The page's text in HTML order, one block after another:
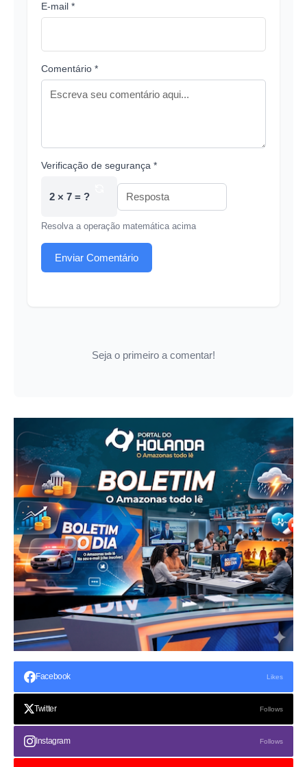
E-mail *
Comentário *
Verificação de segurança *
2 × 7 = ?
Resolva a operação matemática acima
Enviar Comentário
Seja o primeiro a comentar!
Facebook Likes
Twitter Follows
Instagram Follows